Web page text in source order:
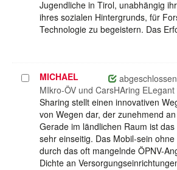
Jugendliche in Tirol, unabhängig
ihres sozialen Hintergrunds, für
Technologie zu begeistern. Das
Projekt
auswählen
MICHAEL abgeschlossen
MIkro-ÖV und CarsHAring
Sharing stellt einen innovativen
von Wegen dar, der zunehmend
Gerade im ländlichen Raum ist
sehr einseitig. Das Mobil-sein
durch das oft mangelnde ÖPNV-
Dichte an